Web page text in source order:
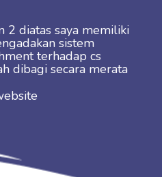
2 diatas saya memiliki
sistem
terhadap cs
dibagi secara merata